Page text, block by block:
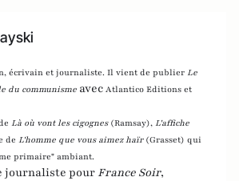
écrivain et journaliste. Il vient de publier Le
du communisme avec Atlantico Editions et
Là où vont les cigognes (Ramsay), L'affiche
de L'homme que vous aimez haïr (Grasset) qui
primaire" ambiant.
journaliste pour France Soir,